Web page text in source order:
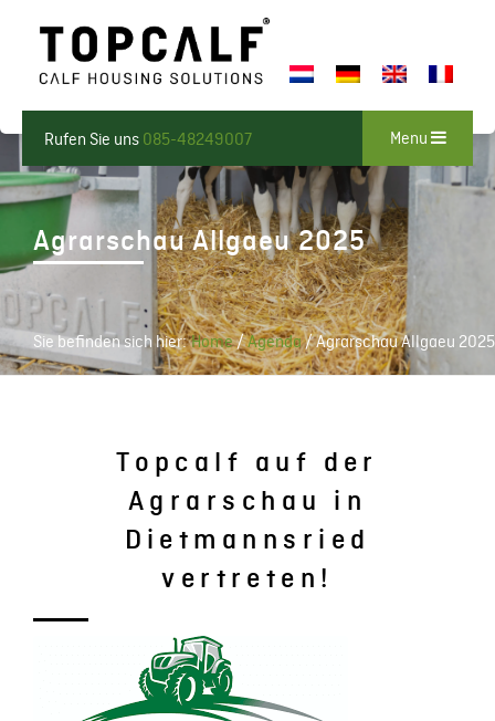
Rufen Sie uns 085-48249007 Menu
Agrarschau Allgaeu 2025
Sie befinden sich hier: Home/Agenda/Agrarschau Allgaeu 2025
Topcalf auf der
Agrarschau in
Dietmannsried
vertreten!